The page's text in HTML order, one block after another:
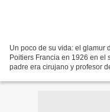
Un poco de su vida: el glamur
Poitiers Francia en 1926 en el
padre era cirujano y profesor